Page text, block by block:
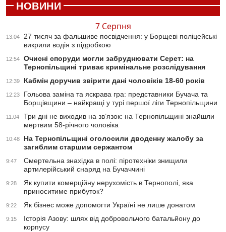
НОВИНИ
7 Серпня
13:04
27 тисяч за фальшиве посвідчення: у Борщеві поліцейські
викрили водія з підробкою
12:54
Очисні споруди могли забруднювати Серет: на
Тернопільщині триває кримінальне розслідування
12:39 Кабмін доручив звірити дані чоловіків 18-60 років
12:23
Гольова заміна та яскрава гра: представники Бучача та
Борщівщини – найкращі у турі першої ліги Тернопільщини
11:04
Три дні не виходив на зв’язок: на Тернопільщині знайшли
мертвим 58-річного чоловіка
10:48
На Тернопільщині оголосили дводенну жалобу за
загиблим старшим сержантом
9:47
Смертельна знахідка в полі: піротехніки знищили
артилерійський снаряд на Бучаччині
9:28
Як купити комерційну нерухомість в Тернополі, яка
приноситиме прибуток?
9:22 Як бізнес може допомогти Україні не лише донатом
9:15
Історія Азову: шлях від добровольчого батальйону до
корпусу